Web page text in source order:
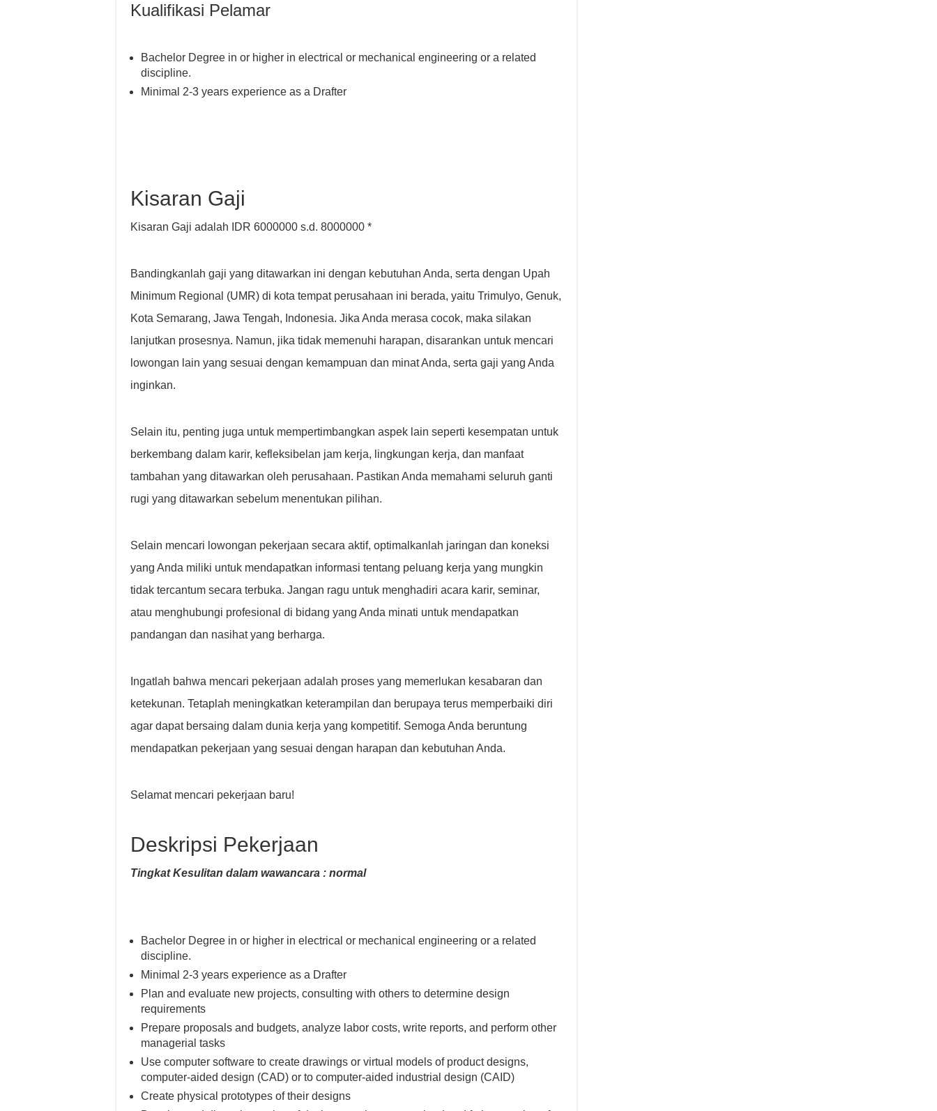
Kualifikasi Pelamar
Bachelor Degree in or higher in electrical or mechanical engineering or a related
discipline.
Minimal 2-3 years experience as a Drafter
Kisaran Gaji
Kisaran Gaji adalah IDR 6000000 s.d. 8000000 *
Bandingkanlah gaji yang ditawarkan ini dengan kebutuhan Anda, serta dengan Upah
Minimum Regional (UMR) di kota tempat perusahaan ini berada, yaitu Trimulyo, Genuk,
Kota Semarang, Jawa Tengah, Indonesia. Jika Anda merasa cocok, maka silakan
lanjutkan prosesnya. Namun, jika tidak memenuhi harapan, disarankan untuk mencari
lowongan lain yang sesuai dengan kemampuan dan minat Anda, serta gaji yang Anda
inginkan.
Selain itu, penting juga untuk mempertimbangkan aspek lain seperti kesempatan untuk
berkembang dalam karir, kefleksibelan jam kerja, lingkungan kerja, dan manfaat
tambahan yang ditawarkan oleh perusahaan. Pastikan Anda memahami seluruh ganti
rugi yang ditawarkan sebelum menentukan pilihan.
Selain mencari lowongan pekerjaan secara aktif, optimalkanlah jaringan dan koneksi
yang Anda miliki untuk mendapatkan informasi tentang peluang kerja yang mungkin
tidak tercantum secara terbuka. Jangan ragu untuk menghadiri acara karir, seminar,
atau menghubungi profesional di bidang yang Anda minati untuk mendapatkan
pandangan dan nasihat yang berharga.
Ingatlah bahwa mencari pekerjaan adalah proses yang memerlukan kesabaran dan
ketekunan. Tetaplah meningkatkan keterampilan dan berupaya terus memperbaiki diri
agar dapat bersaing dalam dunia kerja yang kompetitif. Semoga Anda beruntung
mendapatkan pekerjaan yang sesuai dengan harapan dan kebutuhan Anda.
Selamat mencari pekerjaan baru!
Deskripsi Pekerjaan
Tingkat Kesulitan dalam wawancara : normal
Bachelor Degree in or higher in electrical or mechanical engineering or a related
discipline.
Minimal 2-3 years experience as a Drafter
Plan and evaluate new projects, consulting with others to determine design
requirements
Prepare proposals and budgets, analyze labor costs, write reports, and perform other
managerial tasks
Use computer software to create drawings or virtual models of product designs,
computer-aided design (CAD) or to computer-aided industrial design (CAID)
Create physical prototypes of their designs